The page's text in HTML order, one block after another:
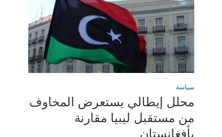
سياسة
محلل إيطالي يستعرض المخاوف
من مستقبل ليبيا مقارنة
بأفغانستان